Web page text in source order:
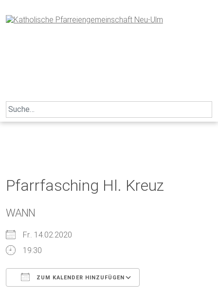
to
content
Search
for:
Pfarrfasching Hl. Kreuz
WANN
Fr.. 14.02.2020
19:30
ZUM KALENDER HINZUFÜGEN